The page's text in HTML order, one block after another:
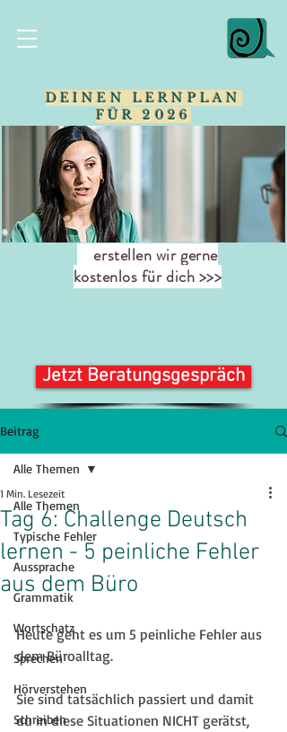
DEINEN LERNPLAN
FÜR 2026
erstellen wir gerne
kostenlos für dich >>>
Jetzt Beratungsgespräch
Beitrag
Alle Themen
Typische Fehler
Aussprache
Grammatik
Wortschatz
Sprechen
Hörverstehen
Schreiben
Alle Themen
Tag 6: Challenge Deutsch
lernen - 5 peinliche Fehler
aus dem Büro
1 Min. Lesezeit
Heute geht es um 5 peinliche Fehler aus
dem Büroalltag.
Sie sind tatsächlich passiert und damit
du in diese Situationen NICHT gerätst,